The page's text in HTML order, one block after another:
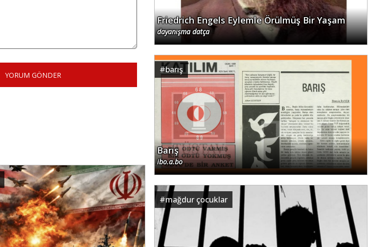
YORUM GÖNDER
Friedrich Engels Eylemle Örülmüş Bir Yaşam
dayanışma datça
#barış
Barış
ibo.a.bo
#mağdur çocuklar